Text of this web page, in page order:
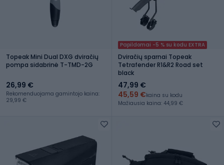
Topeak Mini Dual DXG dviračių
pompa sidabrinė T-TMD-2G
26,99 €
Rekomenduojama gamintojo kaina:
29,99 €
Papildomai -5 % su kodu EXTRA
Dviračių sparnai Topeak
Tetrafender R1&R2 Road set
black
47,99 €
45,59 €kaina su kodu
Mažiausia kaina: 44,99 €